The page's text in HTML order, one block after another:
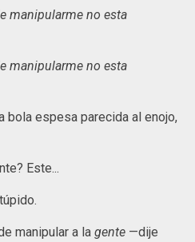
manipularme no esta
manipularme no esta
bola espesa parecida al enojo,
Este...
manipular a la gente —dije